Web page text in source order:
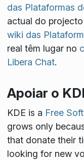
das Plataformas
actual do
wiki das
real têm lugar no
Libera Chat.
Apoiar o
KDE is a Free
grows only
that donate their
looking for new